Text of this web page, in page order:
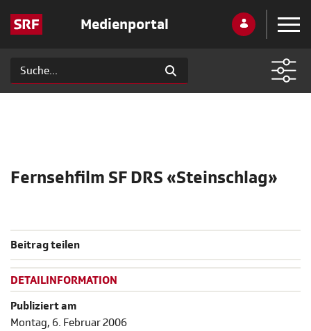
Medienportal
Fernsehfilm SF DRS «Steinschlag»
Beitrag teilen
DETAILINFORMATION
Publiziert am
Montag, 6. Februar 2006